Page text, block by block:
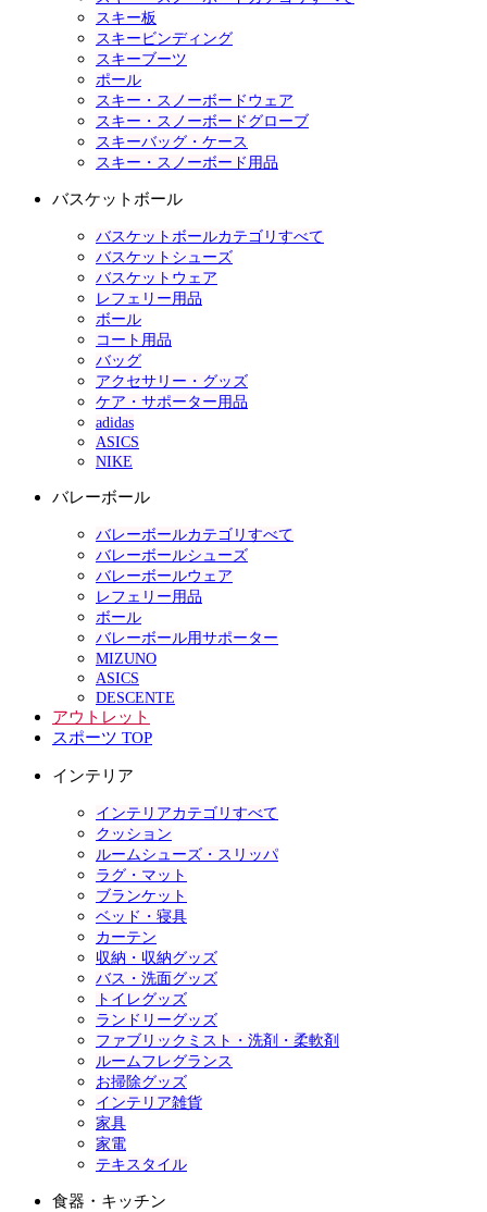
スキー板
スキービンディング
スキーブーツ
ポール
スキー・スノーボードウェア
スキー・スノーボードグローブ
スキーバッグ・ケース
スキー・スノーボード用品
バスケットボール
バスケットボールカテゴリすべて
バスケットシューズ
バスケットウェア
レフェリー用品
ボール
コート用品
バッグ
アクセサリー・グッズ
ケア・サポーター用品
adidas
ASICS
NIKE
バレーボール
バレーボールカテゴリすべて
バレーボールシューズ
バレーボールウェア
レフェリー用品
ボール
バレーボール用サポーター
MIZUNO
ASICS
DESCENTE
アウトレット
スポーツ TOP
インテリア
インテリアカテゴリすべて
クッション
ルームシューズ・スリッパ
ラグ・マット
ブランケット
ベッド・寝具
カーテン
収納・収納グッズ
バス・洗面グッズ
トイレグッズ
ランドリーグッズ
ファブリックミスト・洗剤・柔軟剤
ルームフレグランス
お掃除グッズ
インテリア雑貨
家具
家電
テキスタイル
食器・キッチン